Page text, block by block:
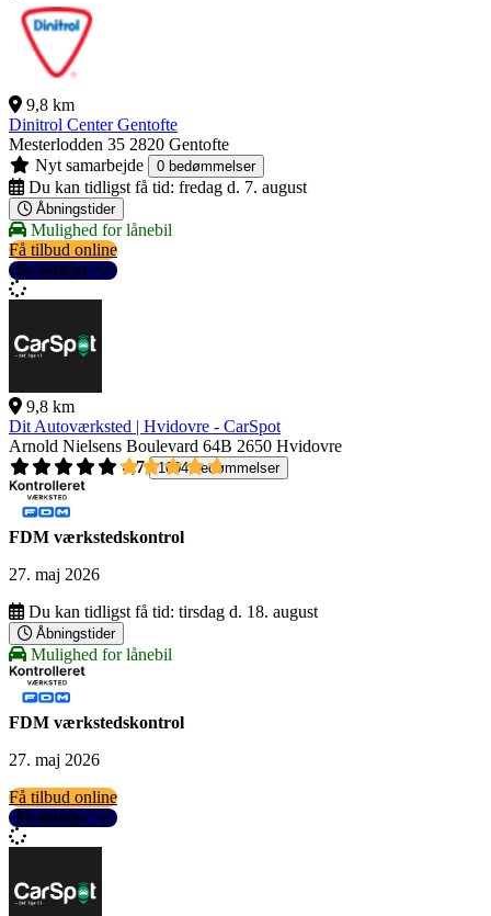
9,8 km
Dinitrol Center Gentofte
Mesterlodden 35 2820 Gentofte
Nyt samarbejde
0 bedømmelser
Du kan tidligst få tid: fredag d. 7. august
Åbningstider
Mulighed for lånebil
Få tilbud online
Se detaljer
9,8 km
Dit Autoværksted | Hvidovre - CarSpot
Arnold Nielsens Boulevard 64B 2650 Hvidovre
4,7
1004 bedømmelser
FDM værkstedskontrol
27. maj 2026
Du kan tidligst få tid: tirsdag d. 18. august
Åbningstider
Mulighed for lånebil
FDM værkstedskontrol
27. maj 2026
Få tilbud online
Se detaljer